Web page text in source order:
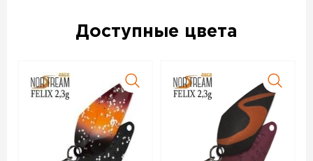
форели и голавля.
BigGame по цене 280 руб. с доставкой в Нижнем
Новгороде и по всей России. Для того, чтобы купить
данный товар, положите его в корзину или позвоните по
телефону +7 (831) 281-80-10
Доступные цвета